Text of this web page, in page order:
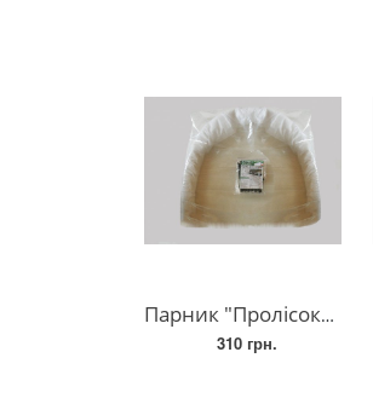
Парник "Пролісок" 3 метри
310 грн.